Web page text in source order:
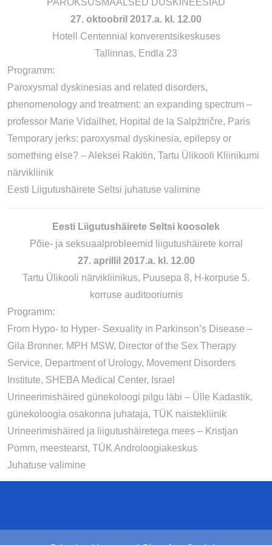
27. oktoobril 2017.a. kl. 12.00
Hotell Centennial konverentsikeskuses
Tallinnas, Endla 23
Programm:
Paroxysmal dyskinesias and related disorders,
phenomenology and treatment: an expanding spectrum –
professor Marie Vidailhet, Hopital de la Salpźtričre, Paris
Temporary jerks: paroxysmal dyskinesia, epilepsy or
something else? – Aleksei Rakitin, Tartu Ülikooli Kliinikumi
närvikliinik
Eesti Liigutushäirete Seltsi juhatuse valimine
Eesti Liigutushäirete Seltsi koosolek
Põie- ja seksuaalprobleemid liigutushäirete korral
27. aprillil 2017.a. kl. 12.00
Tartu Ülikooli närvikliinikus, Puusepa 8, H-korpuse 5.
korruse auditooriumis
Programm:
From Hypo- to Hyper- Sexuality in Parkinson’s Disease –
Gila Bronner, MPH MSW, Director of the Sex Therapy
Service, Department of Urology, Movement Disorders
Institute, SHEBA Medical Center, Israel
Urineerimishäired günekoloogi pilgu läbi – Ülle Kadastik,
günekoloogia osakonna juhataja, TÜK naistekliinik
Urineerimishäired ja liigutushäiretega mees – Kristjan
Pomm, meestearst, TÜK Androloogiakeskus
Juhatuse valimine